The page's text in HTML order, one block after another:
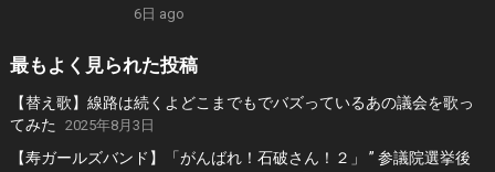
6日 ago
最もよく見られた投稿
【替え歌】線路は続くよどこまでもでバズっているあの議会を歌っ
てみた
2025年8月3日
【寿ガールズバンド】「がんばれ！石破さん！２」 ” 参議院選挙後